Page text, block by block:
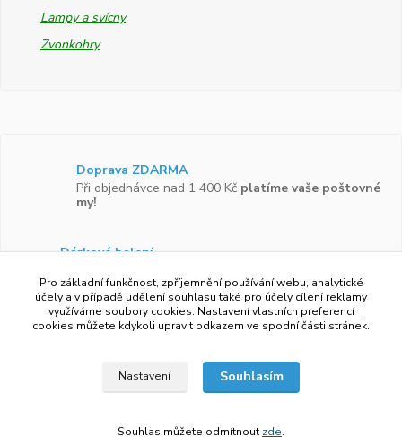
Lampy a svícny
Zvonkohry
Doprava ZDARMA
Při objednávce nad 1 400 Kč platíme vaše poštovné
my!
Dárkové balení
Ověřeno zákazníky
Pro základní funkčnost, zpříjemnění používání webu, analytické
účely a v případě udělení souhlasu také pro účely cílení reklamy
využíváme soubory cookies. Nastavení vlastních preferencí
cookies můžete kdykoli upravit odkazem ve spodní části stránek.
Nastavení Souhlasím
Souhlas můžete odmítnout zde.